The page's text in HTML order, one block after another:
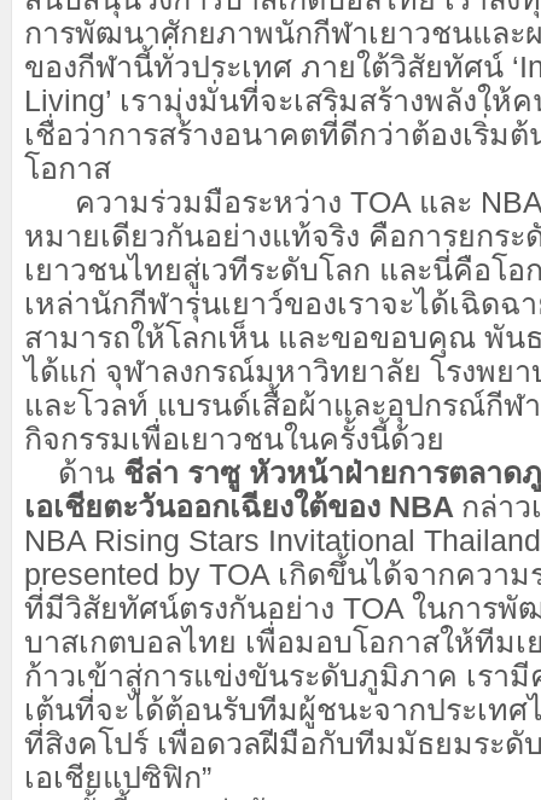
การพัฒนาศักยภาพนักกีฬาเยาวชนและ
ของกีฬานี้ทั่วประเทศ ภายใต้วิสัยทัศน์
Living’ เรามุ่งมั่นที่จะเสริมสร้างพลังให้
เชื่อว่าการสร้างอนาคตที่ดีกว่าต้องเริ่ม
โอกาส
ความร่วมมือระหว่าง TOA และ
หมายเดียวกันอย่างแท้จริง คือการยกร
เยาวชนไทยสู่เวทีระดับโลก และนี่คือโ
เหล่านักกีฬารุ่นเยาว์ของเราจะได้เฉิดฉ
สามารถให้โลกเห็น และขอขอบคุณ พัน
ได้แก่ จุฬาลงกรณ์มหาวิทยาลัย โรงพย
และโวลท์ แบรนด์เสื้อผ้าและอุปกรณ์กีฬ
กิจกรรมเพื่อเยาวชนในครั้งนี้ด้วย
ด้าน ชีล่า ราซู หัวหน้าฝ่ายการตลาด
เอเชียตะวันออกเฉียงใต้ของ NBA กล่าว
NBA Rising Stars Invitational
presented by TOA เกิดขึ้นได้จากควา
ที่มีวิสัยทัศน์ตรงกันอย่าง TOA ในการพั
บาสเกตบอลไทย เพื่อมอบโอกาสให้ทีม
ก้าวเข้าสู่การแข่งขันระดับภูมิภาค เรา
เต้นที่จะได้ต้อนรับทีมผู้ชนะจากประเท
ที่สิงคโปร์ เพื่อดวลฝีมือกับทีมมัธยมระดั
เอเชียแปซิฟิก”